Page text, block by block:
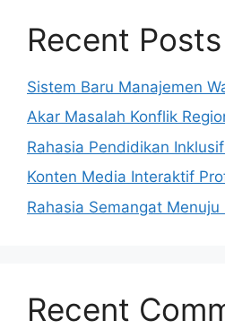
Recent Posts
Sistem Baru Manajemen
Akar Masalah Konflik
Rahasia Pendidikan
Konten Media Interaktif
Rahasia Semangat Menuju
Recent